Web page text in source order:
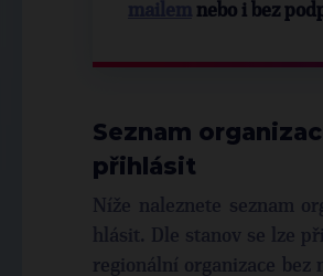
nebo i bez
Seznam
přihlásit
Níže naleznete seznam
hlásit. Dle stanov se lze
regionální organizace bez